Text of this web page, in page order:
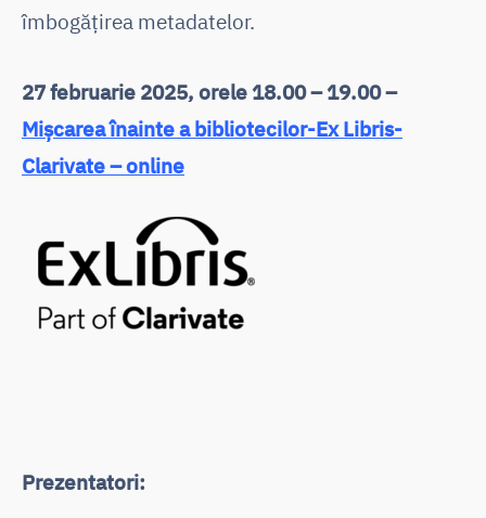
îmbogățirea metadatelor.
27 februarie 2025, orele 18.00 – 19.00 –
Mișcarea înainte a bibliotecilor-Ex Libris-
Clarivate – online
Prezentatori: